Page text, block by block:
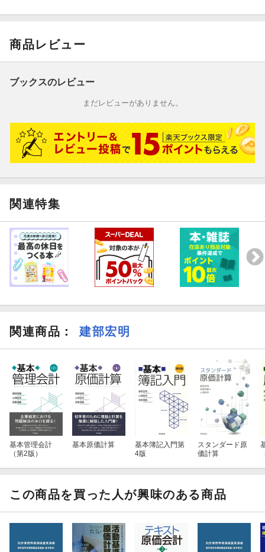
商品レビュー
ブックスのレビュー
まだレビューがありません。
関連特集
関連商品 ： 建部宏明
基本管理会計
（第2版）
基本原価計算
基本簿記入門第
4版
スタンダード原
価計算
この商品を買った人が興味のある商品